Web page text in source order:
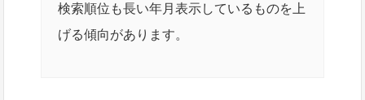
検索順位も長い年月表示しているものを上
げる傾向があります。